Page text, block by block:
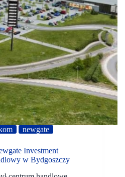
newgate
Investment
w Bydgoszczy